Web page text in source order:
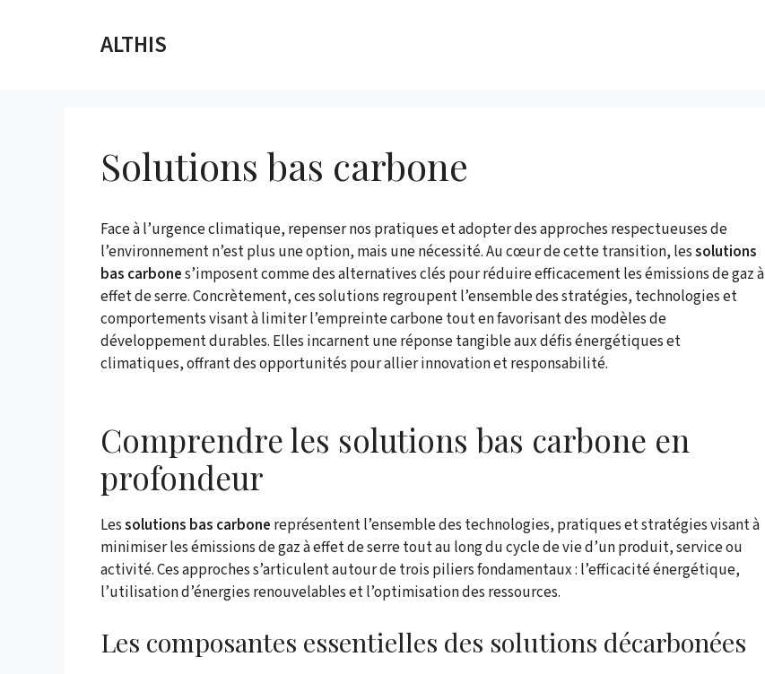
ALTHIS
Solutions bas carbone
Face à l’urgence climatique, repenser nos pratiques et adopter des approches respectueuses de
l’environnement n’est plus une option, mais une nécessité. Au cœur de cette transition, lessolutions
bas carbones’imposent comme des alternatives clés pour réduire efficacement les émissions de gaz à
effet de serre. Concrètement, ces solutions regroupent l’ensemble des stratégies, technologies et
comportements visant à limiter l’empreinte carbone tout en favorisant des modèles de
développement durables. Elles incarnent une réponse tangible aux défis énergétiques et
climatiques, offrant des opportunités pour allier innovation et responsabilité.
Comprendre les solutions bas carbone en
profondeur
Lessolutions bas carbone représentent l’ensemble des technologies, pratiques et stratégies visant à
minimiser les émissions de gaz à effet de serre tout au long du cycle de vie d’un produit, service ou
activité. Ces approches s’articulent autour de trois piliers fondamentaux : l’efficacité énergétique,
l’utilisation d’énergies renouvelables et l’optimisation des ressources.
Les composantes essentielles des solutions décarbonées